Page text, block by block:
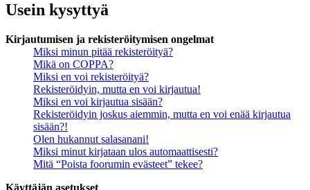
Usein kysyttyä
Kirjautumisen ja rekisteröitymisen ongelmat
Miksi minun pitää rekisteröityä?
Mikä on COPPA?
Miksi en voi rekisteröityä?
Rekisteröidyin, mutta en voi kirjautua!
Miksi en voi kirjautua sisään?
Rekisteröidyin joskus aiemmin, mutta en voi enää kirjautua
sisään?!
Olen hukannut salasanani!
Miksi minut kirjataan ulos automaattisesti?
Mitä “Poista foorumin evästeet” tekee?